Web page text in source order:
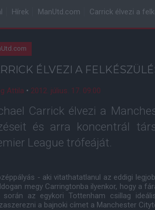
Hírek ManUtd.com Carrick élvezi a
ÉLVEZI A
Attila • 2012. július. 17. 09:00
Carrick élvezi a
és arra koncentrál
League trófeáját.
- aki vitathatatlanul az eddigi
megy Carringtonba ilyenkor, hogy a
során az egykori Tottenham csillag
a bajnoki címet a Manchester